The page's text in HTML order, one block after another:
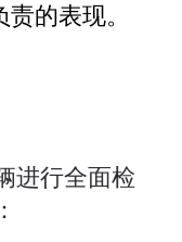
的表现。
进行全面检